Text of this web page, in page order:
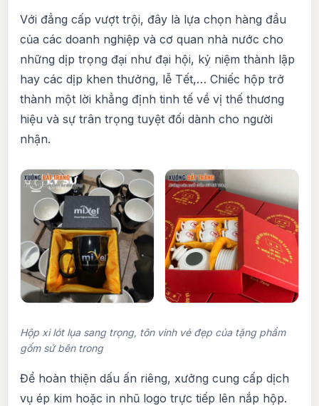
Với đẳng cấp vượt trội, đây là lựa chọn hàng đầu
của các doanh nghiệp và cơ quan nhà nước cho
những dịp trọng đại như đại hội, kỷ niệm thành lập
hay các dịp khen thưởng, lễ Tết,… Chiếc hộp trở
thành một lời khẳng định tinh tế về vị thế thương
hiệu và sự trân trọng tuyệt đối dành cho người
nhận.
Hộp xi lót lụa sang trọng, tôn vinh vẻ đẹp của tặng phẩm
gốm sứ bên trong
Để hoàn thiện dấu ấn riêng, xưởng cung cấp dịch
vụ ép kim hoặc in nhũ logo trực tiếp lên nắp hộp.